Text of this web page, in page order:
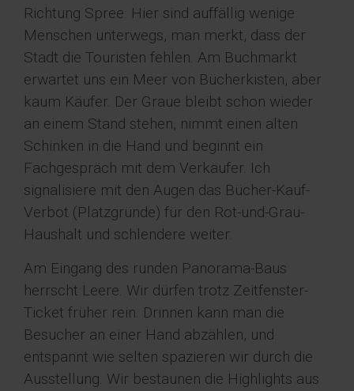
Richtung Spree. Hier sind auffällig wenige
Menschen unterwegs, man merkt, dass der
Stadt die Touristen fehlen. Am Buchmarkt
erwartet uns ein Meer von Bücherkisten, aber
kaum Käufer. Der Graue bleibt schon wieder
an einem Stand stehen, nimmt einen alten
Schinken in die Hand und beginnt ein
Fachgespräch mit dem Verkäufer. Ich
signalisiere mit den Augen das Bücher-Kauf-
Verbot (Platzgründe) für den Rot-und-Grau-
Haushalt und schlendere weiter.
Am Eingang des runden Panorama-Baus
herrscht Leere. Wir dürfen trotz Zeitfenster-
Ticket früher rein. Drinnen kann man die
Besucher an einer Hand abzählen, und
entspannt wie selten spazieren wir durch die
Ausstellung. Wir bestaunen die Highlights aus